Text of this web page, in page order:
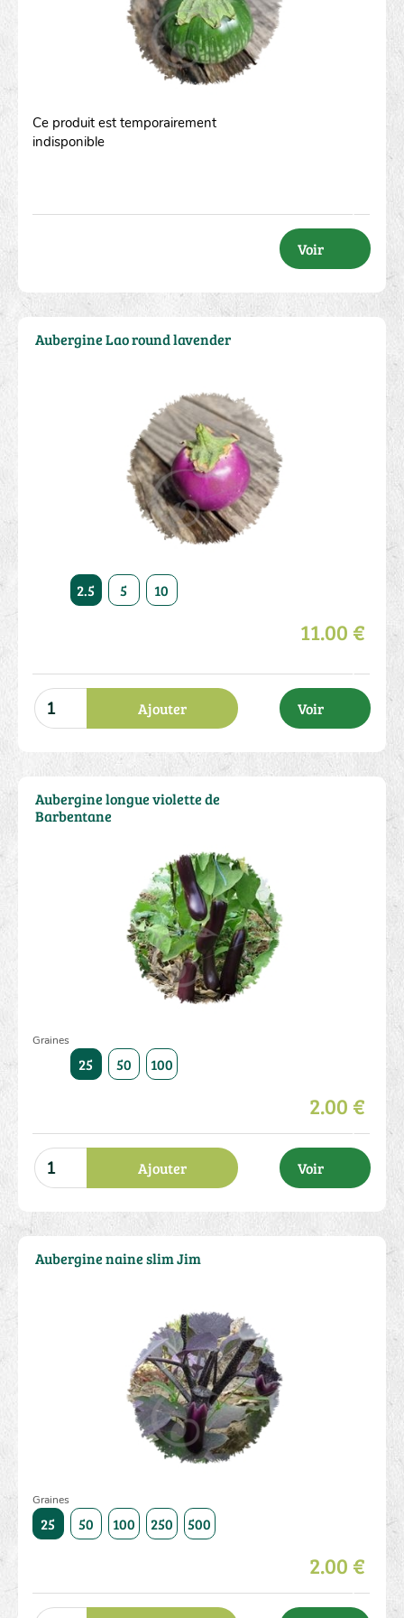
Ce produit est temporairement
indisponible
Voir
2.5 5 10
11.00 €
Ajouter Voir
Aubergine Lao round lavender
Graines
25 50 100
2.00 €
Ajouter Voir
Aubergine longue violette de
Barbentane
Graines
25 50 100 250 500 250
2.00 €
Aubergine naine slim Jim